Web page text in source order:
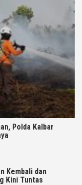
Polda Kalbar
Kembali dan
Kini Tuntas